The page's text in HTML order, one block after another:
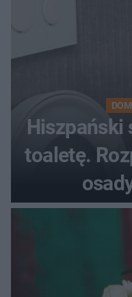
Hiszpański
toaletę.